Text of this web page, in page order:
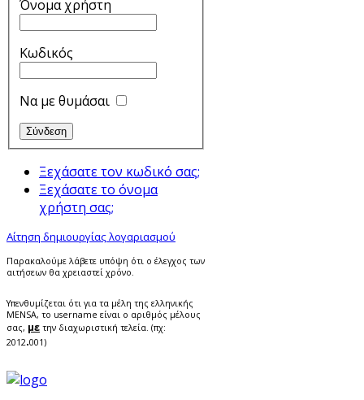
Όνομα χρήστη
Κωδικός
Να με θυμάσαι
Ξεχάσατε τον κωδικό σας;
Ξεχάσατε το όνομα
χρήστη σας;
Αίτηση δημιουργίας λογαριασμού
Παρακαλούμε λάβετε υπόψη ότι ο έλεγχος των
αιτήσεων θα χρειαστεί χρόνο.
Υπενθυμίζεται ότι για τα μέλη της ελληνικής
MENSA, το username είναι ο αριθμός μέλους
σας, με την διαχωριστική τελεία. (πχ:
2012.001)